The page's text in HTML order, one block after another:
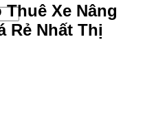
Thuê Xe Nâng
Rẻ Nhất Thị